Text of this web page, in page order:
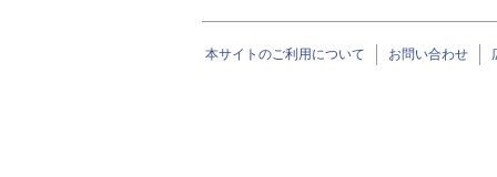
本サイトのご利用について お問い合わせ